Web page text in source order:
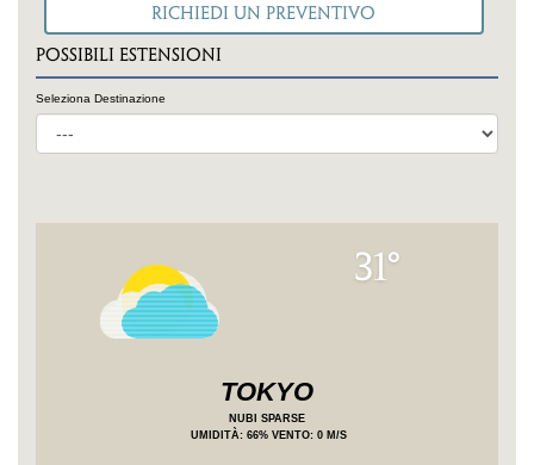
POSSIBILI ESTENSIONI
Seleziona Destinazione
31°
TOKYO
NUBI SPARSE
UMIDITÀ: 66% VENTO: 0 M/S